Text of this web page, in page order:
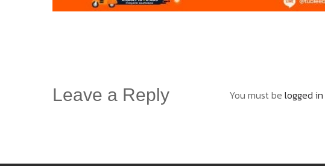
Leave a Reply You must be logged in